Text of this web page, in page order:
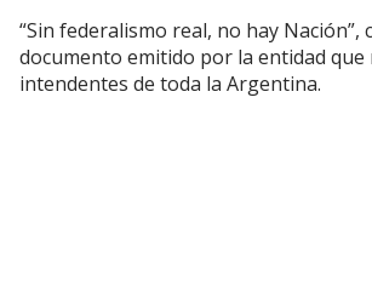
“Sin federalismo real, no hay Nación”,
documento emitido por la entidad que
intendentes de toda la Argentina.